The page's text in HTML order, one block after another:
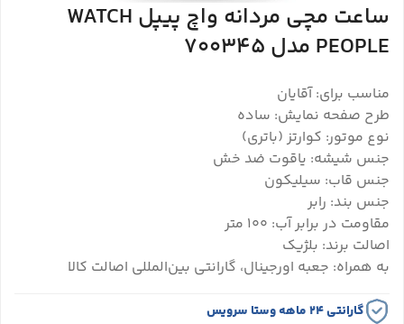
ساعت مچی مردانه واچ پیپل WATCH
PEOPLE مدل 700345
مناسب برای: آقایان
طرح صفحه نمایش: ساده
نوع موتور: کوارتز (باتری)
جنس شیشه: یاقوت ضد خش
جنس قاب: سیلیکون
جنس بند: رابر
مقاومت در برابر آب: 100 متر
اصالت برند: بلژیک
به همراه: جعبه اورجینال، گارانتی بین‌المللی اصالت کالا
گارانتی ۲۴ ماهه وستا سرویس